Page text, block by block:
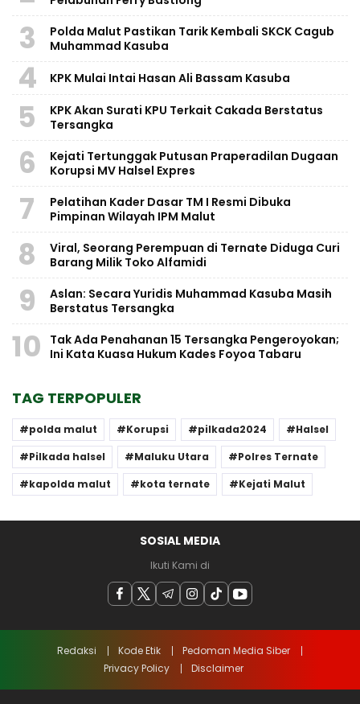
3
Polda Malut Pastikan Tarik Kembali SKCK Cagub
Muhammad Kasuba
4 KPK Mulai Intai Hasan Ali Bassam Kasuba
5
KPK Akan Surati KPU Terkait Cakada Berstatus
Tersangka
6
Kejati Tertunggak Putusan Praperadilan Dugaan
Korupsi MV Halsel Expres
7
Pelatihan Kader Dasar TM I Resmi Dibuka
Pimpinan Wilayah IPM Malut
8
Viral, Seorang Perempuan di Ternate Diduga Curi
Barang Milik Toko Alfamidi
9
Aslan: Secara Yuridis Muhammad Kasuba Masih
Berstatus Tersangka
10
Tak Ada Penahanan 15 Tersangka Pengeroyokan;
Ini Kata Kuasa Hukum Kades Foyoa Tabaru
TAG TERPOPULER
polda malut Korupsi pilkada2024
Halsel
Pilkada halsel
Maluku Utara
Polres Ternate
kapolda malut
kota ternate Kejati Malut
SOSIAL MEDIA
Ikuti Kami di
Redaksi Kode Etik
Pedoman Media Siber
Privacy Policy
Disclaimer